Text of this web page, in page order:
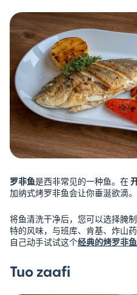
罗非鱼是西非常见的一种鱼。在
加纳式烤罗非鱼会让你垂涎欲滴。
将鱼清洗干净后，您可以选择腌
特的风味，与班库、肯基、炸山
自己动手试试这个经典的烤罗非
Tuo zaafi